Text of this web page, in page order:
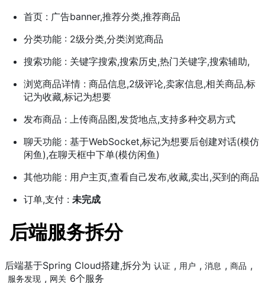
首页 : 广告banner,推荐分类,推荐商品
分类功能 : 2级分类,分类浏览商品
搜索功能 : 关键字搜索,搜索历史,热门关键字,搜索辅助,
浏览商品详情 : 商品信息,2级评论,卖家信息,相关商品,标
记为收藏,标记为想要
发布商品 : 上传商品图,发货地点,支持多种交易方式
聊天功能 : 基于WebSocket,标记为想要后创建对话(模仿
闲鱼),在聊天框中下单(模仿闲鱼)
其他功能 : 用户主页,查看自己发布,收藏,卖出,买到的商品
订单,支付 : 未完成
后端服务拆分
后端基于Spring Cloud搭建,拆分为 认证 , 用户 , 消息 , 商品 ,
服务发现 , 网关 6个服务